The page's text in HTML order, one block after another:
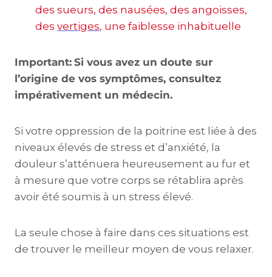
des sueurs, des nausées, des angoisses,
des vertiges, une faiblesse inhabituelle
Important: Si vous avez un doute sur
l’origine de vos symptômes, consultez
impérativement un médecin.
Si votre oppression de la poitrine est liée à des
niveaux élevés de stress et d’anxiété, la
douleur s’atténuera heureusement au fur et
à mesure que votre corps se rétablira après
avoir été soumis à un stress élevé.
La seule chose à faire dans ces situations est
de trouver le meilleur moyen de vous relaxer.